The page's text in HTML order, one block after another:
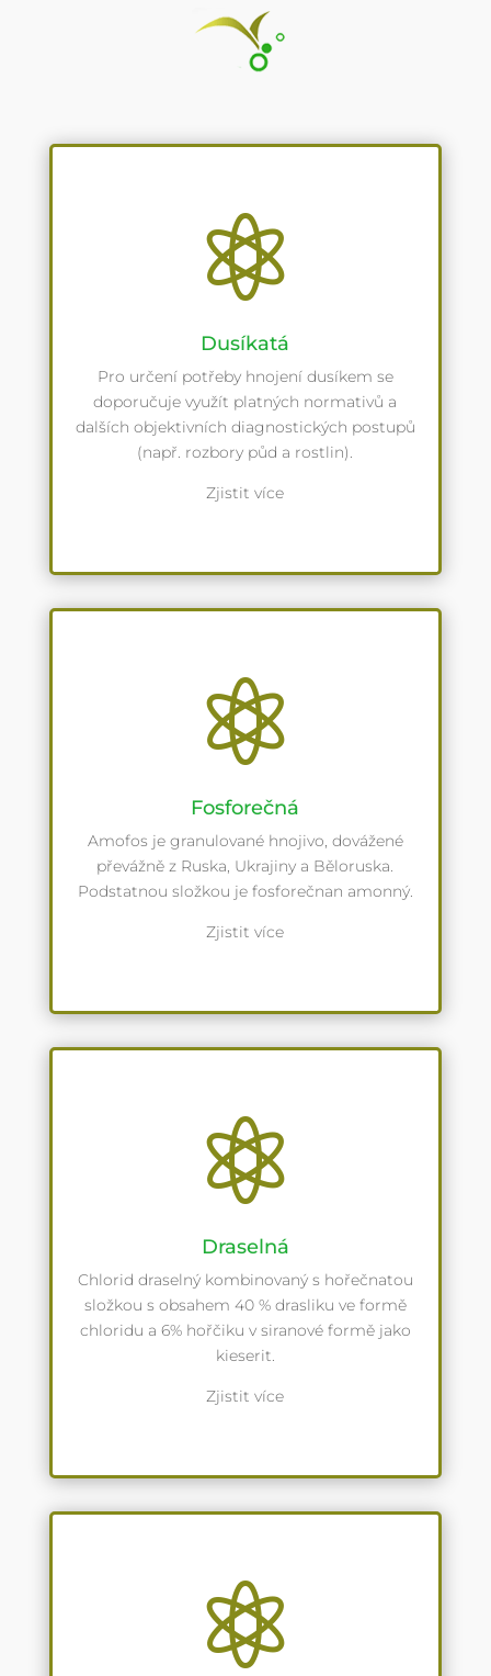

Dusíkatá
Pro určení potřeby hnojení dusíkem se
doporučuje využít platných normativů a
dalších objektivních diagnostických postupů
(např. rozbory půd a rostlin).
Zjistit více

Fosforečná
Amofos je granulované hnojivo, dovážené
převážně z Ruska, Ukrajiny a Běloruska.
Podstatnou složkou je fosforečnan amonný.
Zjistit více

Draselná
Chlorid draselný kombinovaný s hořečnatou
složkou s obsahem 40 % drasliku ve formě
chloridu a 6% hořčiku v siranové formě jako
kieserit.
Zjistit více
